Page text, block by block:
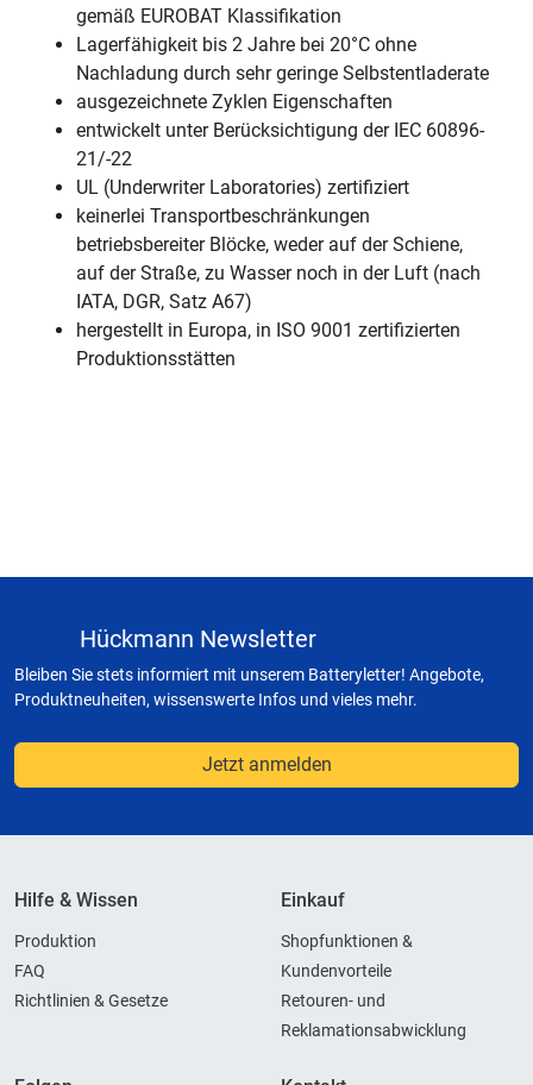
gemäß EUROBAT Klassifikation
Lagerfähigkeit bis 2 Jahre bei 20°C ohne
Nachladung durch sehr geringe Selbstentladerate
ausgezeichnete Zyklen Eigenschaften
entwickelt unter Berücksichtigung der IEC 60896-
21/-22
UL (Underwriter Laboratories) zertifiziert
keinerlei Transportbeschränkungen
betriebsbereiter Blöcke, weder auf der Schiene,
auf der Straße, zu Wasser noch in der Luft (nach
IATA, DGR, Satz A67)
hergestellt in Europa, in ISO 9001 zertifizierten
Produktionsstätten
Hückmann Newsletter
Bleiben Sie stets informiert mit unserem Batteryletter! Angebote,
Produktneuheiten, wissenswerte Infos und vieles mehr.
Jetzt anmelden
Hilfe & Wissen
Produktion
FAQ
Richtlinien & Gesetze
Einkauf
Shopfunktionen &
Kundenvorteile
Retouren- und
Reklamationsabwicklung